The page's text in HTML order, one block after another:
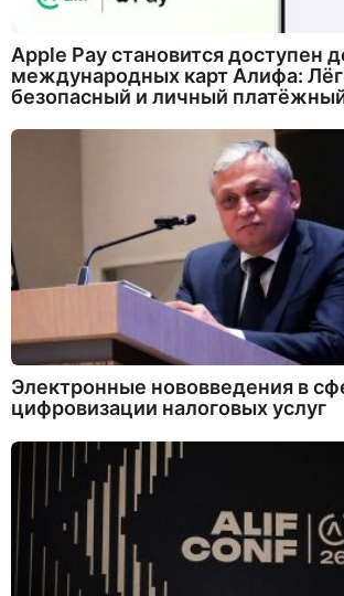
Apple Pay становится доступен
международных карт Алифа:
безопасный и личный
Электронные нововведения в
цифровизации налоговых услуг